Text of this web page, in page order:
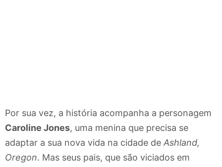
Por sua vez, a história acompanha a personagem
Caroline Jones, uma menina que precisa se
adaptar a sua nova vida na cidade de Ashland,
Oregon. Mas seus pais, que são viciados em